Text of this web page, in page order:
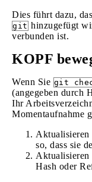
Dies führt dazu,
git hinzugefügt
verbunden ist.
KOPF
Wenn Sie git
(angegeben durch
Ihr
Momentaufnahme
Aktualisieren
so, dass sie
Aktualisieren
Hash oder